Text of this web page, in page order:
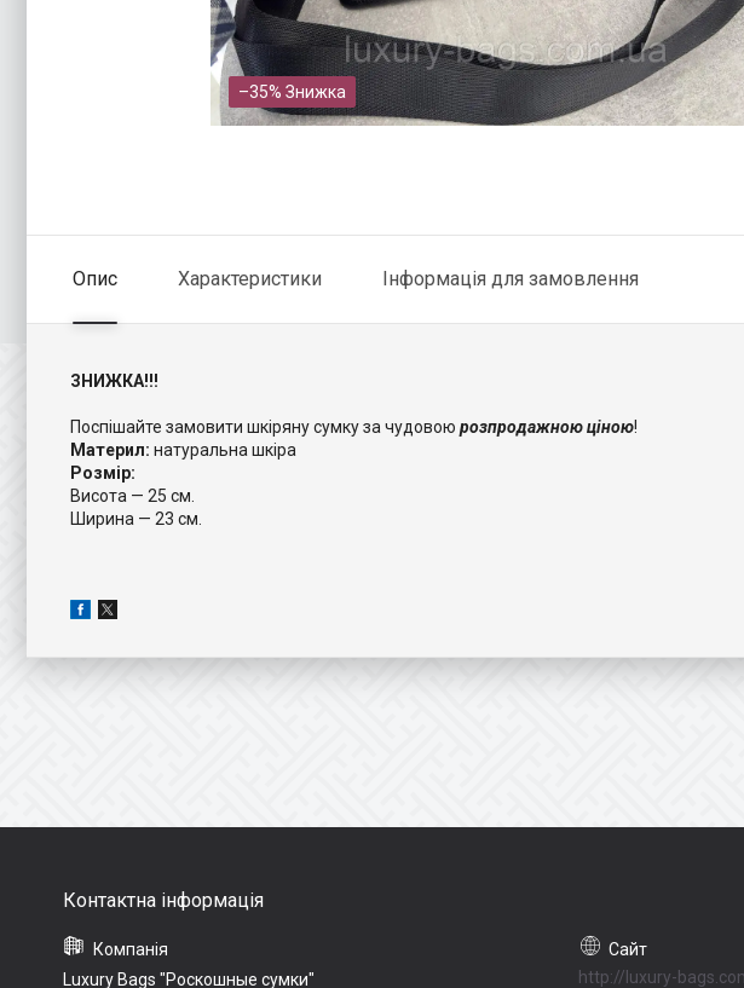
–35%
Опис Характеристики Інформація для замовлення
ЗНИЖКА!!!
Поспішайте замовити шкіряну сумку за чудовою розпродажною ціною!
Материл: натуральна шкіра
Розмір:
Висота — 25 см.
Ширина — 23 см.
Luxury Bags "Роскошные сумки" http://luxury-